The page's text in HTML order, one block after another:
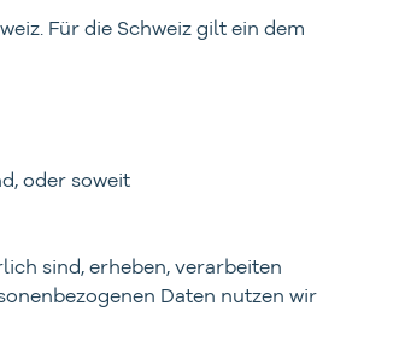
Für die Schweiz gilt ein dem
oder soweit
sind, erheben, verarbeiten
Daten nutzen wir